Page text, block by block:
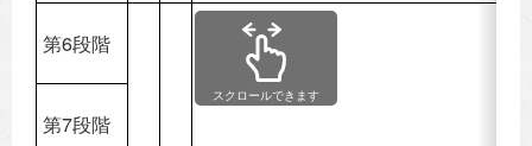
第6段階
第7段階
スクロールできます